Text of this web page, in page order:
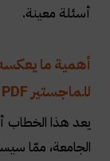
أسئلة معينة.
أهمية ما
للماجستير PDF
يعد هذا الخطاب
الجامعة، ممّا